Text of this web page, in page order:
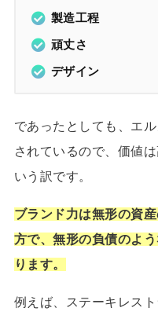
製造工程
頑丈さ
デザイン
であったとしても、エ
されているので、価値
いう訳です。
ブランド力は無形の資
方で、無形の負債のよ
ります。
例えば、ステーキレス